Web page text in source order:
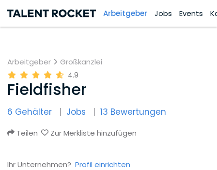
Arbeitgeber Jobs Events
Arbeitgeber Großkanzlei
4.9
Fieldfisher
6 Gehälter Jobs 13 Bewertungen
Teilen Zur Merkliste hinzufügen
Ihr Unternehmen? Profil einrichten